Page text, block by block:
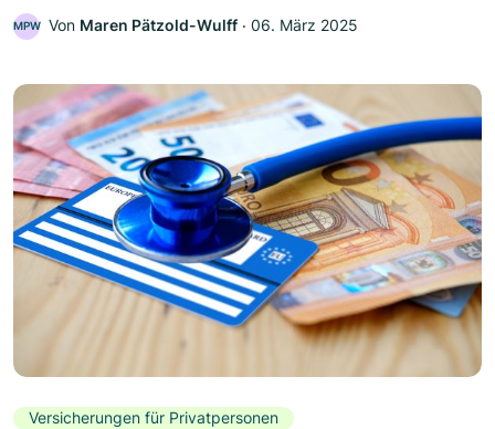
MPW Von Maren Pätzold-Wulff ‧ 06. März 2025
Versicherungen für Privatpersonen